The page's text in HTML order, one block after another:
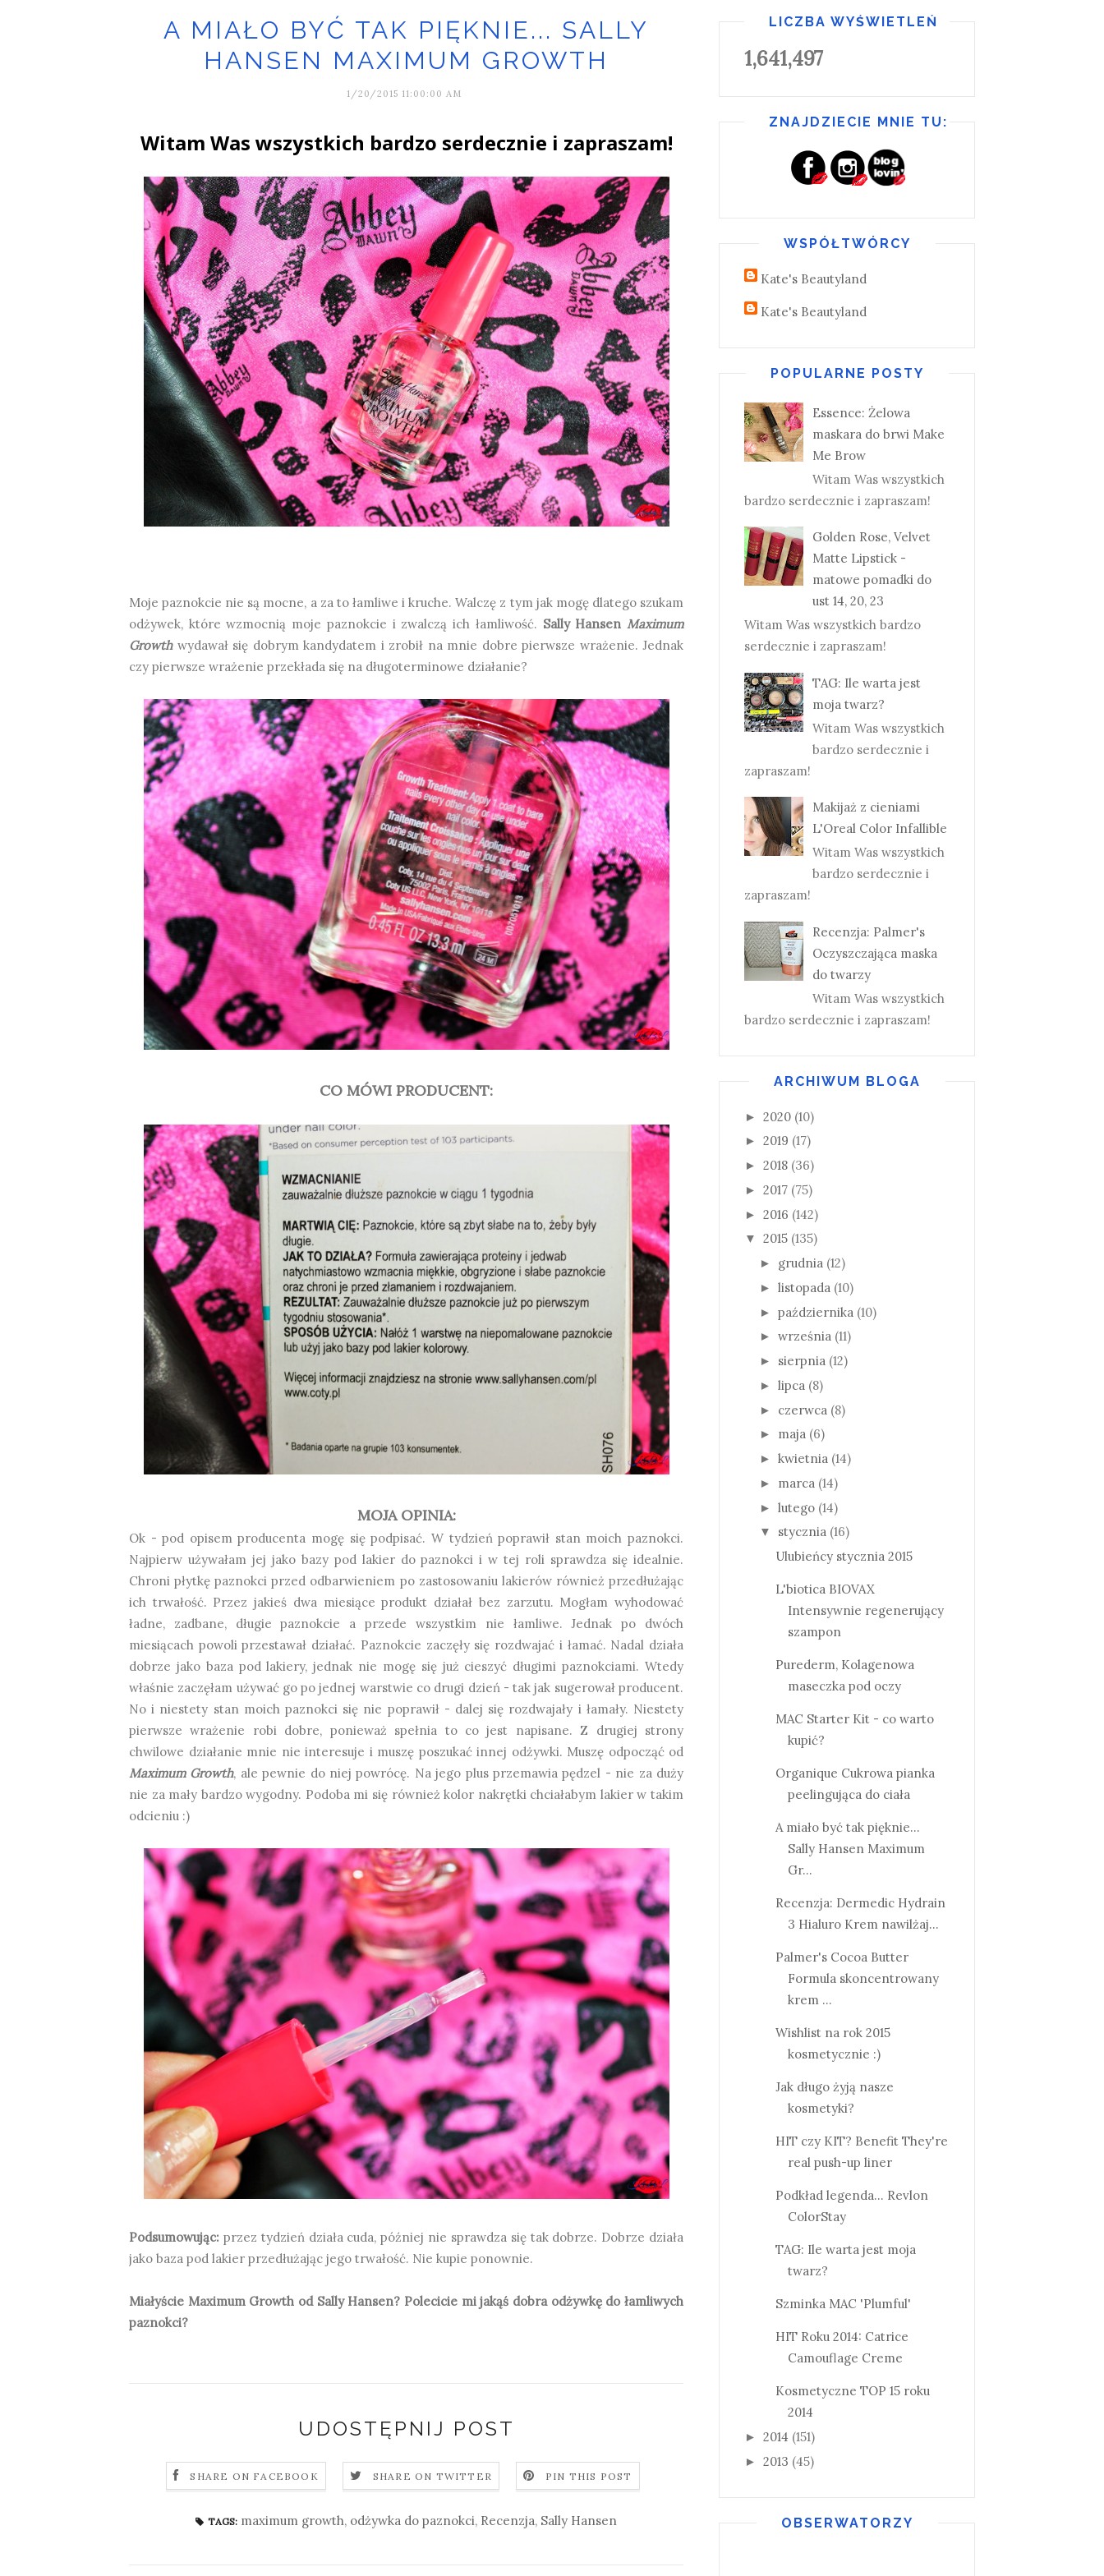
A MIAŁO BYĆ TAK PIĘKNIE... SALLY
HANSEN MAXIMUM GROWTH
1/20/2015 11:00:00 AM
Witam Was wszystkich bardzo serdecznie i zapraszam!
Moje paznokcie nie są mocne, a za to łamliwe i kruche. Walczę z tym jak mogę dlatego szukam
odżywek, które wzmocnią moje paznokcie i zwalczą ich łamliwość. Sally HansenMaximum
Growth wydawał się dobrym kandydatem i zrobił na mnie dobre pierwsze wrażenie. Jednak
czy pierwsze wrażenie przekłada się na długoterminowe działanie?
CO MÓWI PRODUCENT:
MOJA OPINIA:
Ok - pod opisem producenta mogę się podpisać. W tydzień poprawił stan moich paznokci.
Najpierw używałam jej jako bazy pod lakier do paznokci i w tej roli sprawdza się idealnie.
Chroni płytkę paznokci przed odbarwieniem po zastosowaniu lakierów również przedłużając
ich trwałość. Przez jakieś dwa miesiące produkt działał bez zarzutu. Mogłam wyhodować
ładne, zadbane, długie paznokcie a przede wszystkim nie łamliwe. Jednak po dwóch
miesiącach powoli przestawał działać. Paznokcie zaczęły się rozdwajać i łamać. Nadal działa
dobrze jako baza pod lakiery, jednak nie mogę się już cieszyć długimi paznokciami. Wtedy
właśnie zaczęłam używać go po jednej warstwie co drugi dzień - tak jak sugerował producent.
No i niestety stan moich paznokci się nie poprawił - dalej się rozdwajały i łamały. Niestety
pierwsze wrażenie robi dobre, ponieważ spełnia to co jest napisane. Z drugiej strony
chwilowe działanie mnie nie interesuje i muszę poszukać innej odżywki. Muszę odpocząć od
Maximum Growth, ale pewnie do niej powrócę. Na jego plus przemawia pędzel - nie za duży
nie za mały bardzo wygodny. Podoba mi się również kolor nakrętki chciałabym lakier w takim
odcieniu :)
Podsumowując: przez tydzień działa cuda, później nie sprawdza się tak dobrze. Dobrze działa
jako baza pod lakier przedłużając jego trwałość. Nie kupie ponownie.
Miałyście Maximum Growth od Sally Hansen? Polecicie mi jakąś dobra odżywkę do łamliwych
paznokci?
UDOSTĘPNIJ POST
SHARE ON FACEBOOK SHARE ON TWITTER PIN THIS POST
TAGS: maximum growth, odżywka do paznokci, Recenzja, Sally Hansen
LICZBA WYŚWIETLEŃ
1,641,497
ZNAJDZIECIE MNIE TU:
WSPÓŁTWÓRCY
Kate's Beautyland
Kate's Beautyland
POPULARNE POSTY
Essence: Żelowa
maskara do brwi Make
Me Brow
Witam Was wszystkich
bardzo serdecznie i zapraszam!
Golden Rose, Velvet
Matte Lipstick -
matowe pomadki do
ust 14, 20, 23
Witam Was wszystkich bardzo
serdecznie i zapraszam!
TAG: Ile warta jest
moja twarz?
Witam Was wszystkich
bardzo serdecznie i
zapraszam!
Makijaż z cieniami
L'Oreal Color Infallible
Witam Was wszystkich
bardzo serdecznie i
zapraszam!
Recenzja: Palmer's
Oczyszczająca maska
do twarzy
Witam Was wszystkich
bardzo serdecznie i zapraszam!
ARCHIWUM BLOGA
► 2020 (10)
► 2019 (17)
► 2018 (36)
► 2017 (75)
► 2016 (142)
▼ 2015 (135)
► grudnia (12)
► listopada (10)
► października (10)
► września (11)
► sierpnia (12)
► lipca (8)
► czerwca (8)
► maja (6)
► kwietnia (14)
► marca (14)
► lutego (14)
▼ stycznia (16)
Ulubieńcy stycznia 2015
L'biotica BIOVAX
Intensywnie regenerujący
szampon
Purederm, Kolagenowa
maseczka pod oczy
MAC Starter Kit - co warto
kupić?
Organique Cukrowa pianka
peelingująca do ciała
A miało być tak pięknie...
Sally Hansen Maximum
Gr...
Recenzja: Dermedic Hydrain
3 Hialuro Krem nawilżaj...
Palmer's Cocoa Butter
Formula skoncentrowany
krem ...
Wishlist na rok 2015
kosmetycznie :)
Jak długo żyją nasze
kosmetyki?
HIT czy KIT? Benefit They're
real push-up liner
Podkład legenda... Revlon
ColorStay
TAG: Ile warta jest moja
twarz?
Szminka MAC 'Plumful'
HIT Roku 2014: Catrice
Camouflage Creme
Kosmetyczne TOP 15 roku
2014
► 2014 (151)
► 2013 (45)
OBSERWATORZY